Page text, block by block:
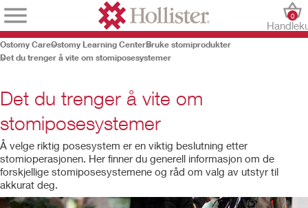
0
Ostomy CareOstomy Learning CenterBruke stomiprodukter
Det du trenger å vite om stomiposesystemer
Det du trenger å vite om
stomiposesystemer
Å velge riktig posesystem er en viktig beslutning etter
stomioperasjonen. Her finner du generell informasjon om de
forskjellige stomiposesystemene og råd om valg av utstyr til
akkurat deg.